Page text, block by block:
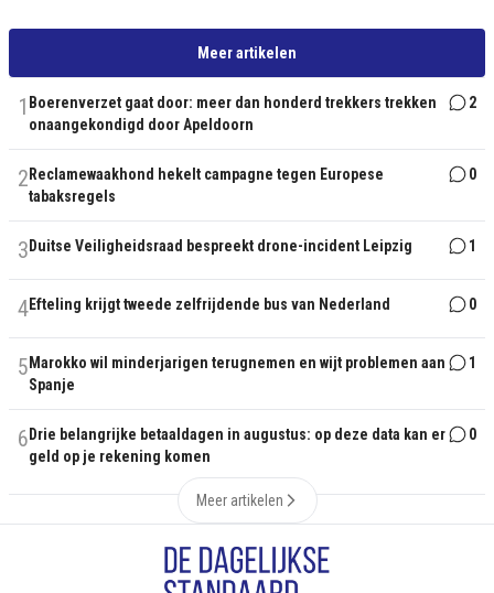
Meer artikelen
1 Boerenverzet gaat door: meer dan honderd trekkers trekken
onaangekondigd door Apeldoorn
2
2 Reclamewaakhond hekelt campagne tegen Europese
tabaksregels
0
3 Duitse Veiligheidsraad bespreekt drone-incident Leipzig 1
4Efteling krijgt tweede zelfrijdende bus van Nederland 0
5 Marokko wil minderjarigen terugnemen en wijt problemen aan
Spanje
1
6 Drie belangrijke betaaldagen in augustus: op deze data kan er
geld op je rekening komen
0
Meer artikelen